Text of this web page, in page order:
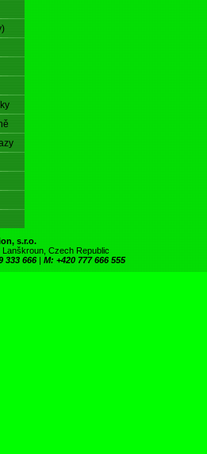
s.r.o.
Czech Republic
333 666 | M: +420 777 666 555